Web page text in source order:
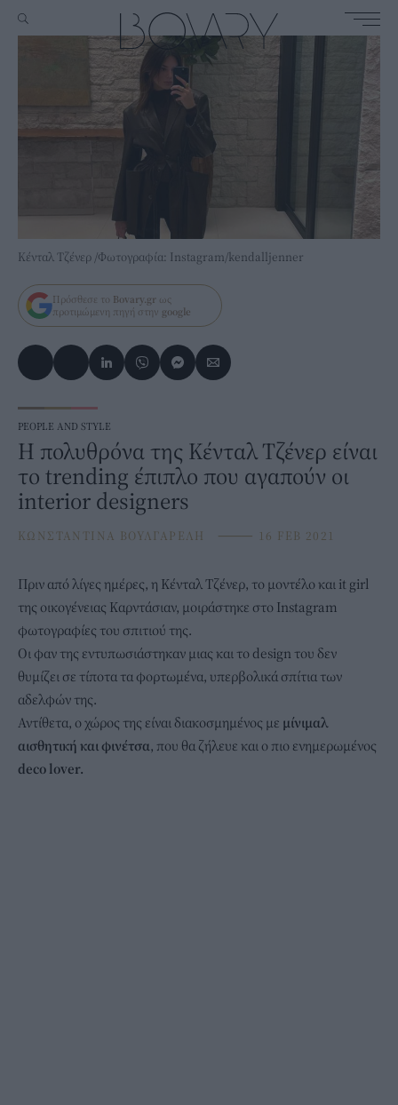
Κένταλ Τζένερ /Φωτογραφία: Instagram/kendalljenner
Πρόσθεσε το Bovary.gr ως
προτιμώμενη πηγή στην google
PEOPLE AND STYLE
H πολυθρόνα της Κένταλ Τζένερ είναι
το trending έπιπλο που αγαπούν οι
interior designers
ΚΩΝΣΤΑΝΤΙΝΑ ΒΟΥΛΓΑΡΕΛΗ ⸻ 16 FEB 2021
Πριν από λίγες ημέρες, η Κένταλ Τζένερ, το μοντέλο και it girl
της οικογένειας Καρντάσιαν, μοιράστηκε στο Instagram
φωτογραφίες του σπιτιού της.
Οι φαν της εντυπωσιάστηκαν μιας και το design του δεν
θυμίζει σε τίποτα τα φορτωμένα, υπερβολικά σπίτια των
αδελφών της.
Αντίθετα, ο χώρος της είναι διακοσμημένος με μίνιμαλ
αισθητική και φινέτσα, που θα ζήλευε και ο πιο ενημερωμένος
deco lover.